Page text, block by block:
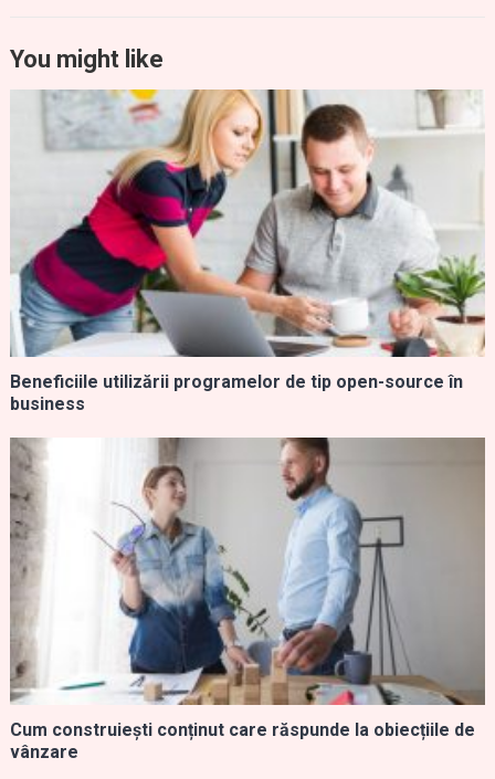
You might like
Beneficiile utilizării programelor de tip open-source în
business
Cum construiești conținut care răspunde la obiecțiile de
vânzare